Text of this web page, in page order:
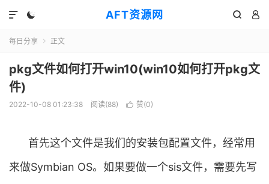
AFT资源网
  

每日分享  正文
pkg文件如何打开win10(win10如何打开pkg文
件)
2022-10-08 01:23:38 阅读(88)  赞(0)
首先这个文件是我们的安装包配置文件，经常用
来做Symbian OS。如果要做一个sis文件，需要先写